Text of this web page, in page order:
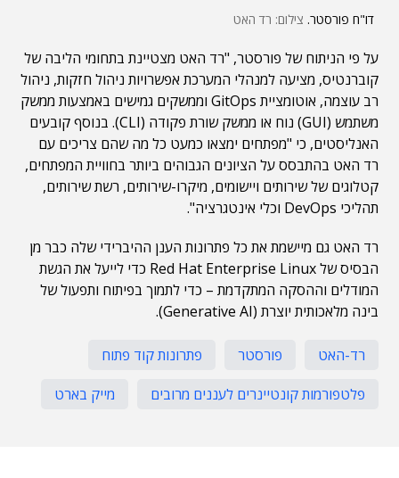
דו"ח פורסטר. צילום: רד האט
על פי הניתוח של פורסטר, "רד האט מצטיינת בתחומי הליבה של
קוברנטיס, מציעה למנהלי המערכת אפשרויות ניהול חזקות, ניהול
רב עוצמה, אוטומציית GitOps וממשקים גמישים באמצעות ממשק
משתמש (GUI) נוח או ממשק שורת פקודה (CLI). בנוסף קובעים
האנליסטים, כי "מפתחים ימצאו כמעט כל מה שהם צריכים עם
רד האט בהתבסס על הציונים הגבוהים ביותר בחוויית המפתחים,
קטלוגים של שירותים ויישומים, מיקרו-שירותים, רשת שירותים,
תהליכי DevOps וכלי אינטגרציה".
רד האט גם מיישמת את כל פתרונות הענן ההיברידי שלה כבר מן
הבסיס של Red Hat Enterprise Linux כדי לייעל את הגשת
המודלים וההסקה המתקדמת – כדי לתמוך בפיתוח ותפעול של
בינה מלאכותית יוצרת (Generative AI).
רד-האט פורסטר
פתרונות קוד פתוח
פלטפורמות קונטיינרים לעננים מרובים
מייק בארט